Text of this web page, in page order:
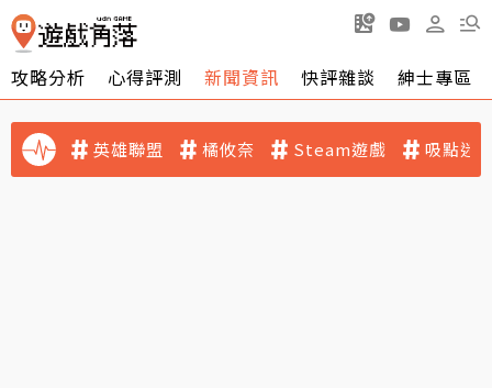
攻略分析 心得評測 新聞資訊 快評雜談 紳士專區
英雄聯盟 橘攸奈 Steam遊戲 吸點迷